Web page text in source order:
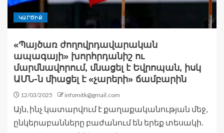
ԿԱՐԾԻՔ
«Պայծառ ժողովրդավարական
ապագայի» խորհրդանիշ ու
մարմնավորում, մնացել է Եվրոպան, իսկ
ԱՄՆ-ն միացել է «չարերի» ճամբարին
12/03/2025 infomitk@gmail.com
Այն, ինչ կատարվում է քաղաքականության մեջ,
ընկերաբանները բաժանում են երեք տեսակի.